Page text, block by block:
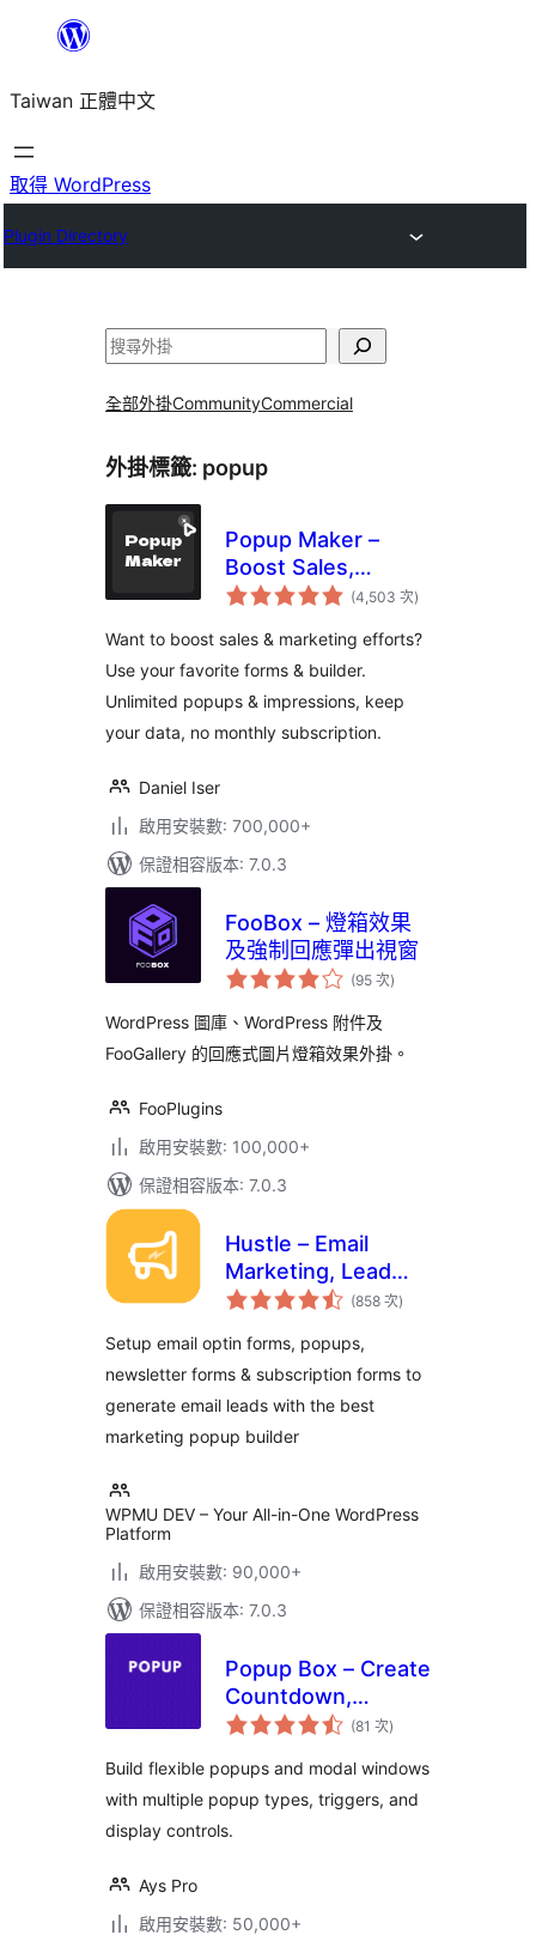
主
要
內
Taiwan 正體中文
取得 WordPress
Plugin Directory
搜
全部外掛CommunityCommercial
外掛標籤: popup
Popup Maker –
Boost Sales,
Conversions,
with the Ultimate
WP Popup Builder
(4,503 次評
分
數
)
Want to boost sales & marketing efforts?
Use your favorite forms & builder.
Unlimited popups & impressions, keep
your data, no monthly subscription.
Daniel Iser
啟用安裝數: 700,000+
保證相容版本: 7.0.3
FooBox – 燈箱效果
及強制回應彈出視窗
(95 次評
分)
WordPress 圖庫、WordPress 附件及
FooGallery 的回應式圖片燈箱效果外掛。
FooPlugins
啟用安裝數: 100,000+
保證相容版本: 7.0.3
Hustle – Email
Marketing, Lead
Generation, Optins,
(858 次評
分)
Setup email optin forms, popups,
newsletter forms & subscription forms to
generate email leads with the best
marketing popup builder
WPMU DEV – Your All-in-One WordPress
Platform
啟用安裝數: 90,000+
保證相容版本: 7.0.3
Popup Box – Create
Countdown,
Coupon, Video,
Popups
(81 次評
分
數
)
Build flexible popups and modal windows
with multiple popup types, triggers, and
display controls.
Ays Pro
啟用安裝數: 50,000+